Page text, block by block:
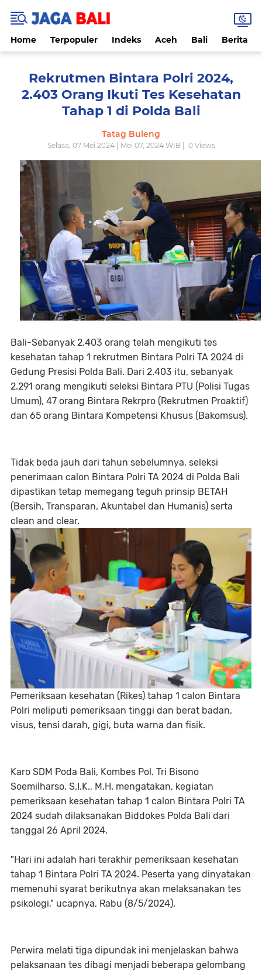
Home Terpopuler Indeks Aceh Bali Berita
Rekrutmen Bintara Polri 2024,
2.403 Orang Ikuti Tes Kesehatan
Tahap 1 di Polda Bali
Tatag Buleng
Selasa, 07 Mei 2024 | Mei 07, 2024 WIB | 0Views
Bali-Sebanyak 2.403 orang telah mengikuti tes
kesehatan tahap 1 rekrutmen Bintara Polri TA 2024 di
Gedung Presisi Polda Bali. Dari 2.403 itu, sebanyak
2.291 orang mengikuti seleksi Bintara PTU (Polisi Tugas
Umum), 47 orang Bintara Rekrpro (Rekrutmen Proaktif)
dan 65 orang Bintara Kompetensi Khusus (Bakomsus).
Tidak beda jauh dari tahun sebelumnya, seleksi
penerimaan calon Bintara Polri TA 2024 di Polda Bali
dipastikan tetap memegang teguh prinsip BETAH
(Bersih, Transparan, Akuntabel dan Humanis) serta
clean and clear.
Pemeriksaan kesehatan (Rikes) tahap 1 calon Bintara
Polri meliputi pemeriksaan tinggi dan berat badan,
visus, tensi darah, gigi, buta warna dan fisik.
Karo SDM Poda Bali, Kombes Pol. Tri Bisono
Soemilharso, S.I.K., M.H. mengatakan, kegiatan
pemeriksaan kesehatan tahap 1 calon Bintara Polri TA
2024 sudah dilaksanakan Biddokes Polda Bali dari
tanggal 26 April 2024.
"Hari ini adalah hari terakhir pemeriksaan kesehatan
tahap 1 Bintara Polri TA 2024. Peserta yang dinyatakan
memenuhi syarat berikutnya akan melaksanakan tes
psikologi," ucapnya, Rabu (8/5/2024).
Perwira melati tiga dipundak ini menjelaskan bahwa
pelaksanaan tes dibagi menjadi beberapa gelombang